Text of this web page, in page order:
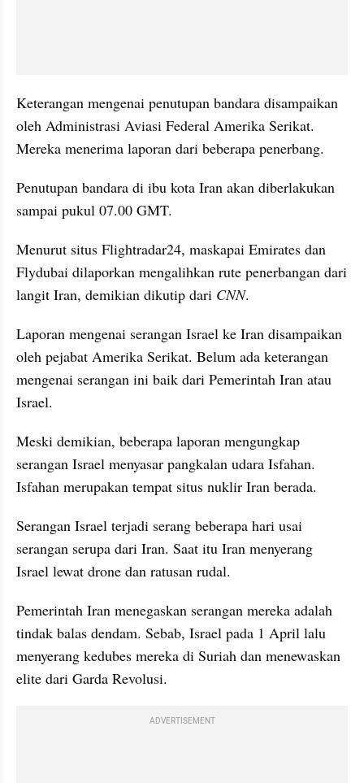
Keterangan mengenai penutupan bandara disampaikan
oleh Administrasi Aviasi Federal Amerika Serikat.
Mereka menerima laporan dari beberapa penerbang.
Penutupan bandara di ibu kota Iran akan diberlakukan
sampai pukul 07.00 GMT.
Menurut situs Flightradar24, maskapai Emirates dan
Flydubai dilaporkan mengalihkan rute penerbangan dari
langit Iran, demikian dikutip dari CNN.
Laporan mengenai serangan Israel ke Iran disampaikan
oleh pejabat Amerika Serikat. Belum ada keterangan
mengenai serangan ini baik dari Pemerintah Iran atau
Israel.
Meski demikian, beberapa laporan mengungkap
serangan Israel menyasar pangkalan udara Isfahan.
Isfahan merupakan tempat situs nuklir Iran berada.
Serangan Israel terjadi serang beberapa hari usai
serangan serupa dari Iran. Saat itu Iran menyerang
Israel lewat drone dan ratusan rudal.
Pemerintah Iran menegaskan serangan mereka adalah
tindak balas dendam. Sebab, Israel pada 1 April lalu
menyerang kedubes mereka di Suriah dan menewaskan
elite dari Garda Revolusi.
ADVERTISEMENT